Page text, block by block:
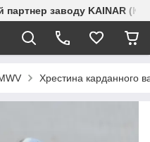
заводу KAINAR
Хрестина карданного